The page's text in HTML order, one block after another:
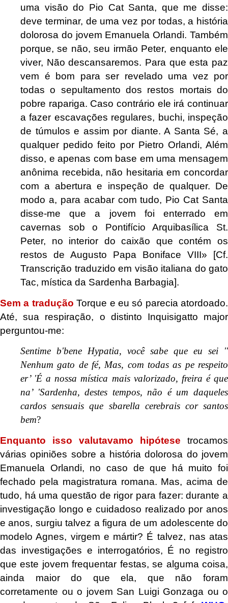
uma visão do Pio Cat Santa, que me disse:
deve terminar, de uma vez por todas, a história
dolorosa do jovem Emanuela Orlandi. Também
porque, se não, seu irmão Peter, enquanto ele
viver, Não descansaremos. Para que esta paz
vem é bom para ser revelado uma vez por
todas o sepultamento dos restos mortais do
pobre rapariga. Caso contrário ele irá continuar
a fazer escavações regulares, buchi, inspeção
de túmulos e assim por diante.A Santa Sé, a
qualquer pedido feito por Pietro Orlandi, Além
disso, e apenas com base em uma mensagem
anônima recebida, não hesitaria em concordar
com a abertura e inspeção de qualquer. De
modo a, para acabar com tudo, Pio Cat Santa
disse-me que a jovem foi enterrado em
cavernas sob o Pontifício Arquibasílica St.
Peter, no interior do caixão que contém os
restos de Augusto Papa Boniface VIII» [Cf.
Transcrição traduzido em visão italiana do gato
Tac, mística da Sardenha Barbagia].
Sem a tradução Torque e eu só parecia atordoado.
Até, sua respiração, o distinto Inquisigatto major
perguntou-me:
Sentime b'bene Hypatia, você sabe que eu sei ''
Nenhum gato de fé, Mas, com todas as pe respeito
er’ 'É a nossa mística mais valorizado, freira é que
na’ 'Sardenha, destes tempos, não é um daqueles
cardos sensuais que sbarella cerebrais cor santos
bem?
Enquanto isso valutavamo hipótese trocamos
várias opiniões sobre a história dolorosa do jovem
Emanuela Orlandi, no caso de que há muito foi
fechado pela magistratura romana. Mas, acima de
tudo, há uma questão de rigor para fazer: durante a
investigação longo e cuidadoso realizado por anos
e anos, surgiu talvez a figura de um adolescente do
modelo Agnes, virgem e mártir? É talvez, nas atas
das investigações e interrogatórios, É no registro
que este jovem frequentar festas, se alguma coisa,
ainda maior do que ela, que não foram
corretamente ou o jovem San Luigi Gonzaga ou o